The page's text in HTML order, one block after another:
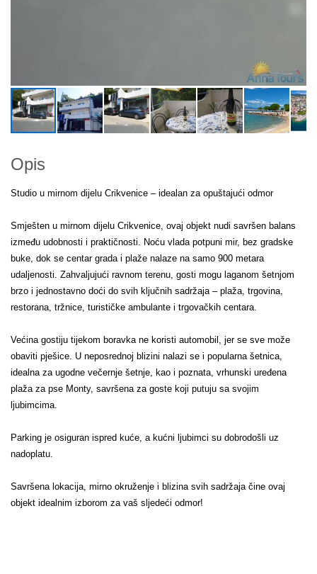
Opis
Studio u mirnom dijelu Crikvenice – idealan za opuštajući odmor
Smješten u mirnom dijelu Crikvenice, ovaj objekt nudi savršen balans
između udobnosti i praktičnosti. Noću vlada potpuni mir, bez gradske
buke, dok se centar grada i plaže nalaze na samo 900 metara
udaljenosti. Zahvaljujući ravnom terenu, gosti mogu laganom šetnjom
brzo i jednostavno doći do svih ključnih sadržaja – plaža, trgovina,
restorana, tržnice, turističke ambulante i trgovačkih centara.
Većina gostiju tijekom boravka ne koristi automobil, jer se sve može
obaviti pješice. U neposrednoj blizini nalazi se i popularna šetnica,
idealna za ugodne večernje šetnje, kao i poznata, vrhunski uređena
plaža za pse Monty, savršena za goste koji putuju sa svojim
ljubimcima.
Parking je osiguran ispred kuće, a kućni ljubimci su dobrodošli uz
nadoplatu.
Savršena lokacija, mirno okruženje i blizina svih sadržaja čine ovaj
objekt idealnim izborom za vaš sljedeći odmor!